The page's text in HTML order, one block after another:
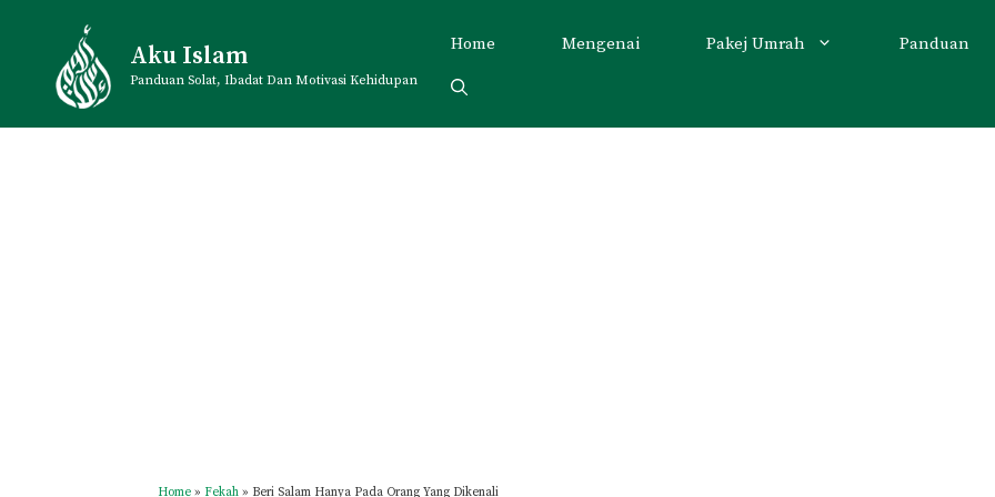
content
Aku Islam
Panduan Solat, Ibadat Dan Motivasi Kehidupan
Home Mengenai Pakej Umrah Panduan
Home » Fekah » Beri Salam Hanya Pada Orang Yang Dikenali